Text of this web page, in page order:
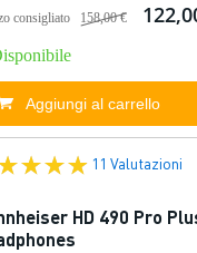
consigliato 158,00 €
Aggiungi al carrello
11 Valutazioni
HD 490 Pro